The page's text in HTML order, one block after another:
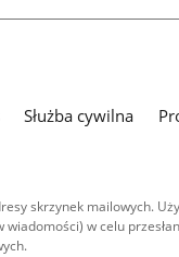
Służba cywilna
skrzynek mailowych.
w celu